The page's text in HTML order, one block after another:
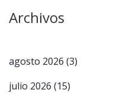
Archivos
agosto 2026 (3)
julio 2026 (15)